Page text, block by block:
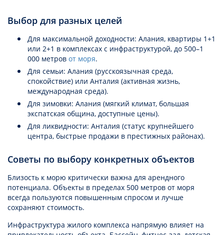
Выбор для разных целей
Для максимальной доходности: Алания, квартиры 1+1
или 2+1 в комплексах с инфраструктурой, до 500–1
000 метров от моря.
Для семьи: Алания (русскоязычная среда,
спокойствие) или Анталия (активная жизнь,
международная среда).
Для зимовки: Алания (мягкий климат, большая
экспатская община, доступные цены).
Для ликвидности: Анталия (статус крупнейшего
центра, быстрые продажи в престижных районах).
Советы по выбору конкретных объектов
Близость к морю критически важна для арендного
потенциала. Объекты в пределах 500 метров от моря
всегда пользуются повышенным спросом и лучше
сохраняют стоимость.
Инфраструктура жилого комплекса напрямую влияет на